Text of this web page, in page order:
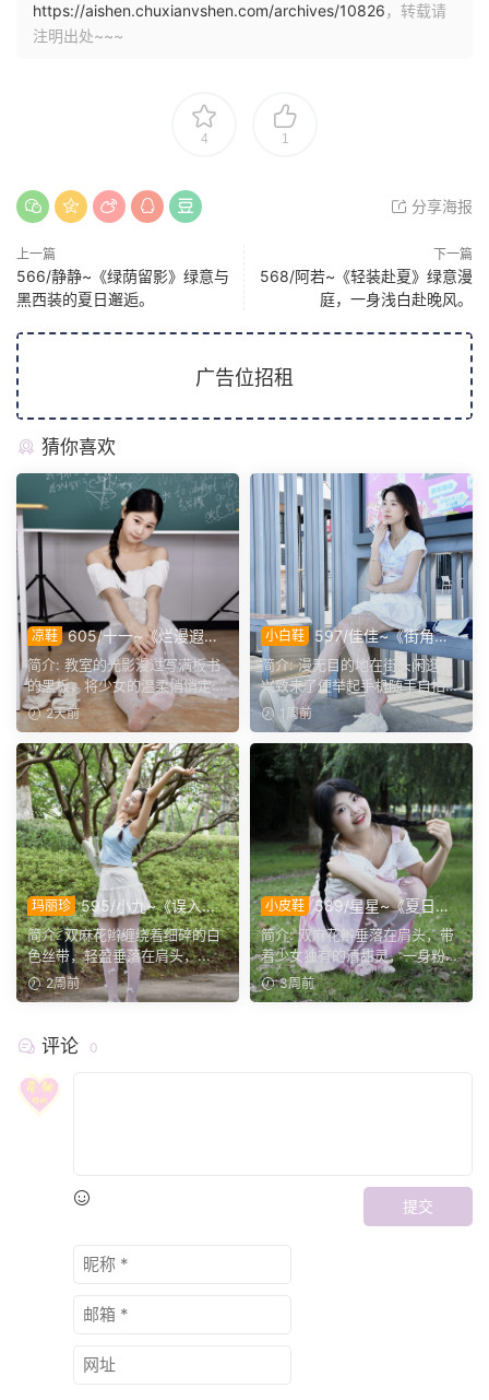
https://aishen.chuxianvshen.com/archives/10826，转载请
注明出处~~~
4 1
分享海报
上一篇
566/静静~《绿荫留影》绿意与
黑西装的夏日邂逅。
下一篇
568/阿若~《轻装赴夏》绿意漫
庭，一身浅白赴晚风。
广告位招租
猜你喜欢
凉鞋 605/十一~《烂漫遐
想》星星袜沾着细碎粉笔色，
多了些真实的校园烟火气。
简介: 教室的光影漫过写满板书
的黑板，将少女的温柔悄悄定
格。乌黑的长麻花辫别...
2天前
小白鞋
597/佳佳~《街角漫
行》闲逛自拍，在公交站台戴
着耳机等候一场晚风。
简介: 漫无目的地在街头闲逛，
兴致来了便举起手机随手自拍
(有第一视角自拍图)，...
1周前
玛丽珍 595/小九~《误入绿
意》漫步林间，定格一帧清甜
的夏日光景。
简介: 双麻花辫缠绕着细碎的白
色丝带，轻盈垂落在肩头，...
2周前
小皮鞋 589/星星~《夏日来
信》林间微风漫过枝叶，编织
出温柔的夏日序曲。
简介: 双麻花辫垂落在肩头，带
着少女独有的清甜灵，一身粉白
配色...
3周前
评论 0
提交